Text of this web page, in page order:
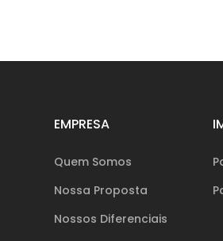
EMPRESA
Quem Somos
Nossa Proposta
Nossos Diferenciais